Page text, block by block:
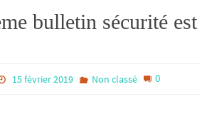
bulletin sécurité est
15 février 2019 Non classé 0